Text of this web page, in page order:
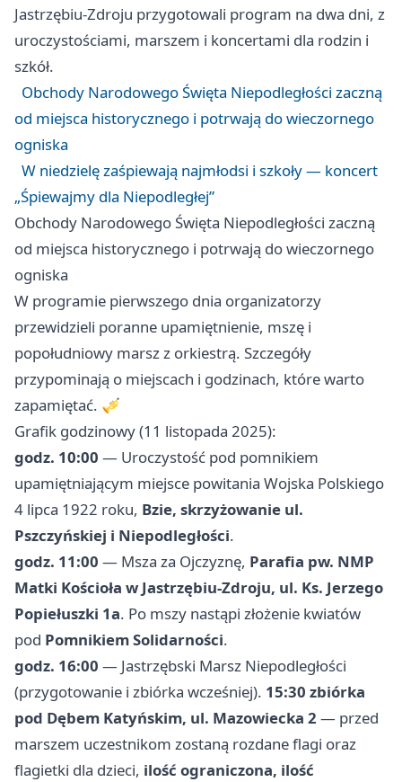
Jastrzębiu‑Zdroju przygotowali program na dwa dni, z
uroczystościami, marszem i koncertami dla rodzin i
szkół.
Obchody Narodowego Święta Niepodległości zaczną
od miejsca historycznego i potrwają do wieczornego
ogniska
W niedzielę zaśpiewają najmłodsi i szkoły — koncert
„Śpiewajmy dla Niepodległej”
Obchody Narodowego Święta Niepodległości zaczną
od miejsca historycznego i potrwają do wieczornego
ogniska
W programie pierwszego dnia organizatorzy
przewidzieli poranne upamiętnienie, mszę i
popołudniowy marsz z orkiestrą. Szczegóły
przypominają o miejscach i godzinach, które warto
zapamiętać. 🎺
Grafik godzinowy (11 listopada 2025):
godz. 10:00 — Uroczystość pod pomnikiem
upamiętniającym miejsce powitania Wojska Polskiego
4 lipca 1922 roku, Bzie, skrzyżowanie ul.
Pszczyńskiej i Niepodległości.
godz. 11:00 — Msza za Ojczyznę, Parafia pw. NMP
Matki Kościoła w Jastrzębiu‑Zdroju, ul. Ks. Jerzego
Popiełuszki 1a. Po mszy nastąpi złożenie kwiatów
pod Pomnikiem Solidarności.
godz. 16:00 — Jastrzębski Marsz Niepodległości
(przygotowanie i zbiórka wcześniej). 15:30 zbiórka
pod Dębem Katyńskim, ul. Mazowiecka 2 — przed
marszem uczestnikom zostaną rozdane flagi oraz
flagietki dla dzieci, ilość ograniczona, ilość